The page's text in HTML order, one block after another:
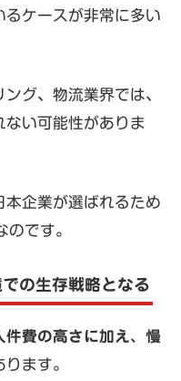
るケースが非常に多い
グ、物流業界では、
い可能性がありま
企業が選ばれるため
です。
の生存戦略となる
件費の高さに加え、慢
ます。